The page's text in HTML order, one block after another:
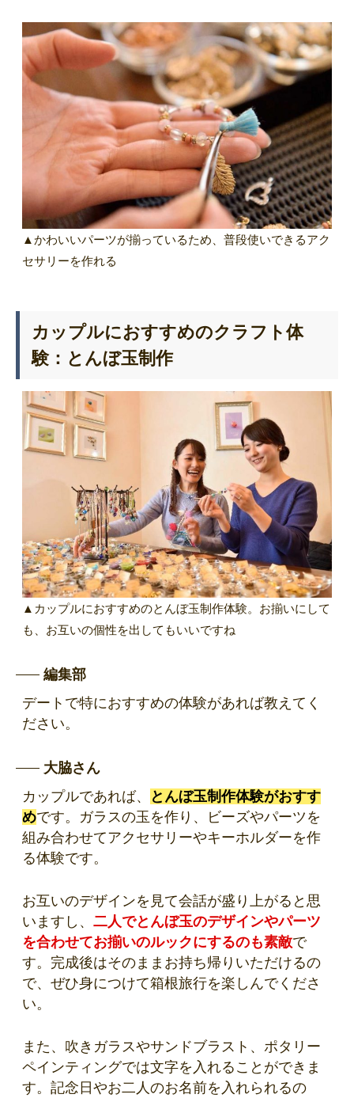
▲かわいいパーツが揃っているため、普段使いできるアク
セサリーを作れる
カップルにおすすめのクラフト体
験：とんぼ玉制作
▲カップルにおすすめのとんぼ玉制作体験。お揃いにして
も、お互いの個性を出してもいいですね
編集部
デートで特におすすめの体験があれば教えてく
ださい。
大脇さん
カップルであれば、
とんぼ玉制作体験がおすす
めです。ガラスの玉を作り、ビーズやパーツを
組み合わせてアクセサリーやキーホルダーを作
る体験です。
お互いのデザインを見て会話が盛り上がると思
いますし、 二人でとんぼ玉のデザインやパーツ
を合わせてお揃いのルックにするのも素敵で
す。完成後はそのままお持ち帰りいただけるの
で、ぜひ身につけて箱根旅行を楽しんでくださ
い。
また、吹きガラスやサンドブラスト、ポタリー
ペインティングでは文字を入れることができま
す。記念日やお二人のお名前を入れられるの